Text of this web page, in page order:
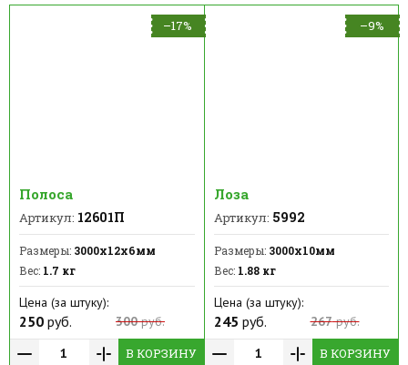
–17%
Полоса
Артикул: 12601П
Размеры: 3000х12х6мм
Вес: 1.7 кг
Цена (за штуку):
250 руб. 300руб.
В КОРЗИНУ
–9%
Лоза
Артикул: 5992
Размеры:3000х10мм
Вес:1.88 кг
Цена (за штуку):
245 руб. 267руб.
В КОРЗИНУ